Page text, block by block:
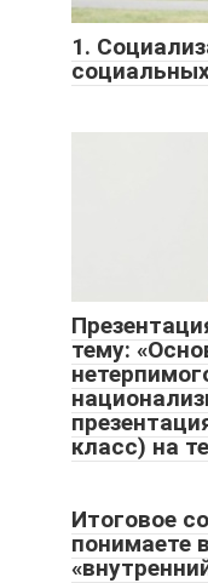
1.
тему:
класс) на
Итоговое
понимаете